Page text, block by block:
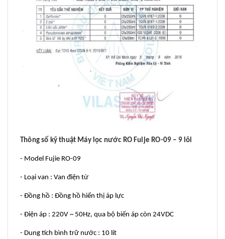
Thông số kỹ thuật Máy lọc nước RO Fuije RO-09 – 9 lõi
- Model Fujie RO-09
- Loại van : Van điện từ
- Đồng hồ : Đồng hồ hiển thị áp lực
- Điện áp : 220V ~ 50Hz, qua bộ biến áp còn 24VDC
- Dung tích bình trữ nước : 10 lít